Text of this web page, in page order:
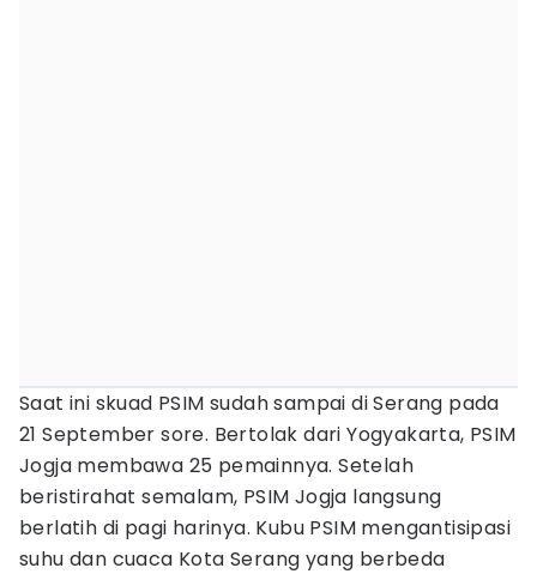
Saat ini skuad PSIM sudah sampai di Serang pada
21 September sore. Bertolak dari Yogyakarta, PSIM
Jogja membawa 25 pemainnya. Setelah
beristirahat semalam, PSIM Jogja langsung
berlatih di pagi harinya. Kubu PSIM mengantisipasi
suhu dan cuaca Kota Serang yang berbeda